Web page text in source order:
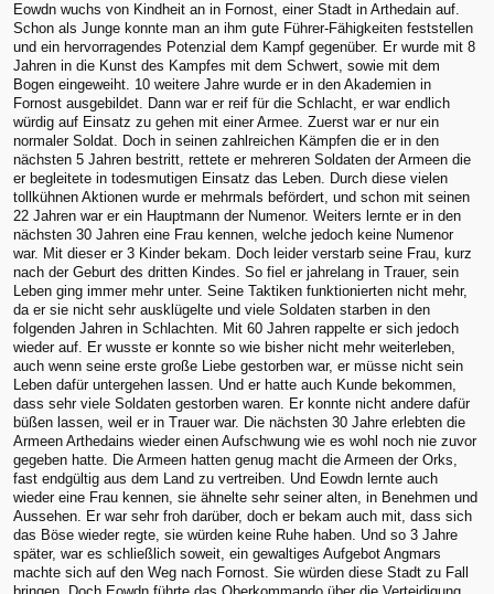
Eowdn wuchs von Kindheit an in Fornost, einer Stadt in Arthedain auf.
Schon als Junge konnte man an ihm gute Führer-Fähigkeiten feststellen
und ein hervorragendes Potenzial dem Kampf gegenüber. Er wurde mit 8
Jahren in die Kunst des Kampfes mit dem Schwert, sowie mit dem
Bogen eingeweiht. 10 weitere Jahre wurde er in den Akademien in
Fornost ausgebildet. Dann war er reif für die Schlacht, er war endlich
würdig auf Einsatz zu gehen mit einer Armee. Zuerst war er nur ein
normaler Soldat. Doch in seinen zahlreichen Kämpfen die er in den
nächsten 5 Jahren bestritt, rettete er mehreren Soldaten der Armeen die
er begleitete in todesmutigen Einsatz das Leben. Durch diese vielen
tollkühnen Aktionen wurde er mehrmals befördert, und schon mit seinen
22 Jahren war er ein Hauptmann der Numenor. Weiters lernte er in den
nächsten 30 Jahren eine Frau kennen, welche jedoch keine Numenor
war. Mit dieser er 3 Kinder bekam. Doch leider verstarb seine Frau, kurz
nach der Geburt des dritten Kindes. So fiel er jahrelang in Trauer, sein
Leben ging immer mehr unter. Seine Taktiken funktionierten nicht mehr,
da er sie nicht sehr ausklügelte und viele Soldaten starben in den
folgenden Jahren in Schlachten. Mit 60 Jahren rappelte er sich jedoch
wieder auf. Er wusste er konnte so wie bisher nicht mehr weiterleben,
auch wenn seine erste große Liebe gestorben war, er müsse nicht sein
Leben dafür untergehen lassen. Und er hatte auch Kunde bekommen,
dass sehr viele Soldaten gestorben waren. Er konnte nicht andere dafür
büßen lassen, weil er in Trauer war. Die nächsten 30 Jahre erlebten die
Armeen Arthedains wieder einen Aufschwung wie es wohl noch nie zuvor
gegeben hatte. Die Armeen hatten genug macht die Armeen der Orks,
fast endgültig aus dem Land zu vertreiben. Und Eowdn lernte auch
wieder eine Frau kennen, sie ähnelte sehr seiner alten, in Benehmen und
Aussehen. Er war sehr froh darüber, doch er bekam auch mit, dass sich
das Böse wieder regte, sie würden keine Ruhe haben. Und so 3 Jahre
später, war es schließlich soweit, ein gewaltiges Aufgebot Angmars
machte sich auf den Weg nach Fornost. Sie würden diese Stadt zu Fall